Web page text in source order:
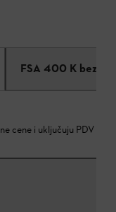
FSA 400 K bez
cene i uključuju PDV od